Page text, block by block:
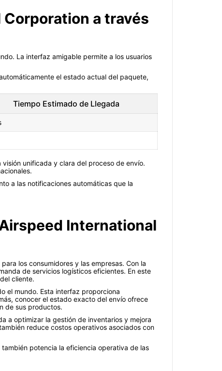
a través
La interfaz amigable permite a los usuarios
el estado actual del paquete,
Tiempo Estimado de Llegada
unificada y clara del proceso de envío.
a las notificaciones automáticas que la
International
los consumidores y las empresas. Con la
de servicios logísticos eficientes. En este
cliente.
el mundo. Esta interfaz proporciona
conocer el estado exacto del envío ofrece
de sus productos.
a optimizar la gestión de inventarios y mejora
reduce costos operativos asociados con
potencia la eficiencia operativa de las